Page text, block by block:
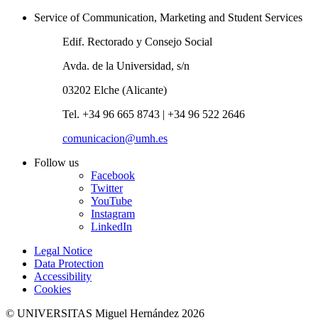
Service of Communication, Marketing and Student Services
Edif. Rectorado y Consejo Social
Avda. de la Universidad, s/n
03202 Elche (Alicante)
Tel. +34 96 665 8743 | +34 96 522 2646
comunicacion@umh.es
Follow us
Facebook
Twitter
YouTube
Instagram
LinkedIn
Legal Notice
Data Protection
Accessibility
Cookies
© UNIVERSITAS Miguel Hernández 2026